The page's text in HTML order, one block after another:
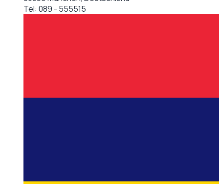
Tel: 089 - 555515